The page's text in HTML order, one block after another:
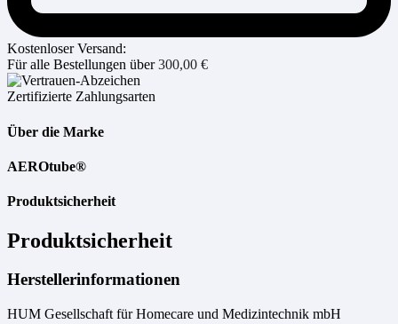
Kostenloser Versand:
Für alle Bestellungen über300,00 €
Zertifizierte Zahlungsarten
Über die Marke
AEROtube®
Produktsicherheit
Produktsicherheit
Herstellerinformationen
HUM Gesellschaft für Homecare und Medizintechnik mbH